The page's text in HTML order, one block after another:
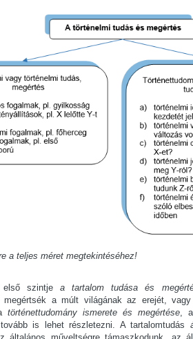
a teljes méret megtekintéséhez!
szintje a tartalom tudása és
megértsék a múlt világának az erejét,
történettudomány ismerete és megértése ,
is lehet részletezni. A tartalomtudás